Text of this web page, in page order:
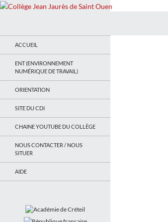
ACCUEIL
ENT (ENVIRONNEMENT
NUMÉRIQUE DE TRAVAIL)
ORIENTATION
SITE DU CDI
CHAINE YOUTUBE DU COLLÈGE
NOUS CONTACTER / NOUS
SITUER
AIDE